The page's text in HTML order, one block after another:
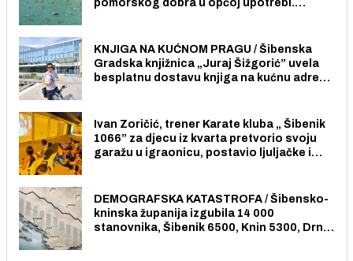
pomorskog dobra u općoj upotrebi.
KNJIGA NA KUĆNOM PRAGU / Šibenska
Gradska knjižnica „Juraj Šižgorić” uvela
besplatnu dostavu knjiga na kućnu adresu
Ivan Zoričić, trener Karate kluba „ Šibenik
1066” za djecu iz kvarta pretvorio svoju
garažu u igraonicu, postavio ljuljačke i
DEMOGRAFSKA KATASTROFA / Šibensko-
kninska županija izgubila 14 000
stanovnika, Šibenik 6500, Knin 5300, Drniš